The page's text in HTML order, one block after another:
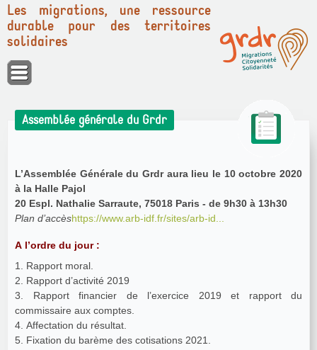
Panneau de gestion des cookies
Les migrations, une ressource
durable pour des territoires
solidaires
Assemblée générale du Grdr
L’Assemblée Générale du Grdr aura lieu le 10 octobre 2020
à la Halle Pajol
20 Espl. Nathalie Sarraute, 75018 Paris - de 9h30 à 13h30
Plan d’accèshttps://www.arb-idf.fr/sites/arb-id...
A l’ordre du jour :
1. Rapport moral.
2. Rapport d’activité 2019
3. Rapport financier de l’exercice 2019 et rapport du
commissaire aux comptes.
4. Affectation du résultat.
5. Fixation du barème des cotisations 2021.